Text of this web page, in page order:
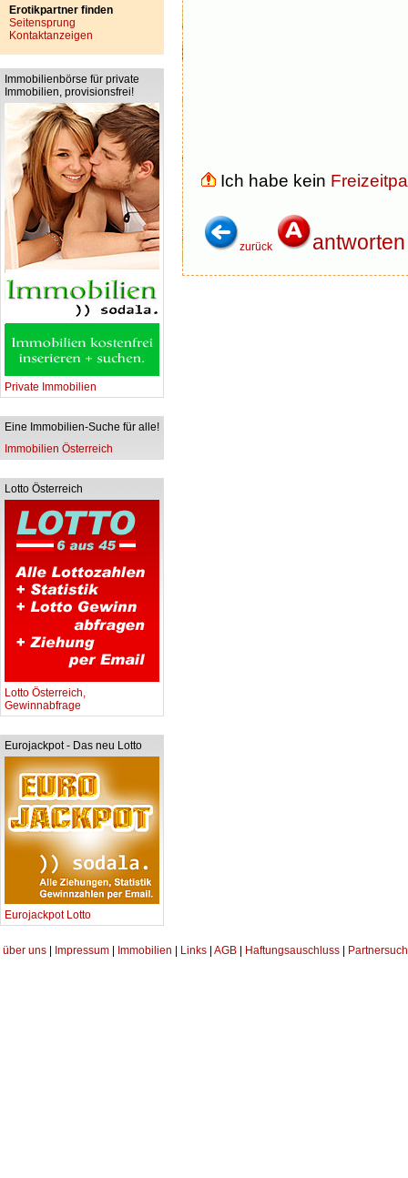
Erotikpartner finden
Seitensprung
Kontaktanzeigen
Immobilienbörse für private
Immobilien, provisionsfrei!
Private Immobilien
Eine Immobilien-Suche für alle!
Immobilien Österreich
Lotto Österreich
Lotto Österreich,
Gewinnabfrage
Eurojackpot - Das neu Lotto
Eurojackpot Lotto
Ich habe kein
zurück antworten
über uns Impressum Immobilien Links AGB Haftungsauschluss